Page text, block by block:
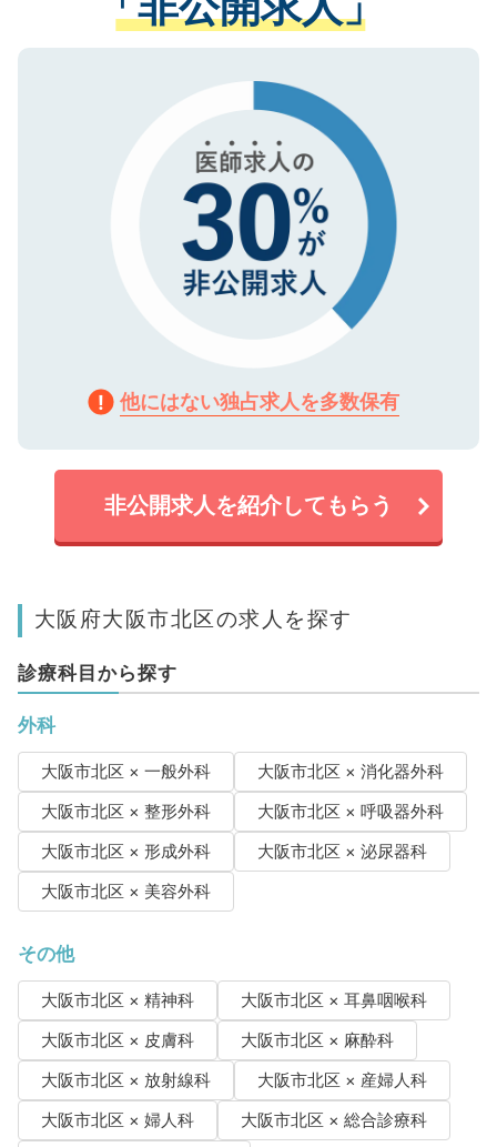
る、プライバシーマークを取得済みです。
で、機密保持に関してもご安心ください。
ない方には、長期的なサポートが可能です
ので、まずはご登録ください。
他にはない独占求人を多数保有
非公開求人を紹介してもらう
大阪府大阪市北区の求人を探す
診療科目から探す
外科
大阪市北区 × 一般外科
大阪市北区 × 消化器外科
大阪市北区 × 整形外科
大阪市北区 × 呼吸器外科
大阪市北区 × 形成外科
大阪市北区 × 泌尿器科
大阪市北区 × 美容外科
その他
大阪市北区 × 精神科
大阪市北区 × 耳鼻咽喉科
大阪市北区 × 皮膚科
大阪市北区 × 麻酔科
大阪市北区 × 放射線科
大阪市北区 × 産婦人科
大阪市北区 × 婦人科
大阪市北区 × 総合診療科